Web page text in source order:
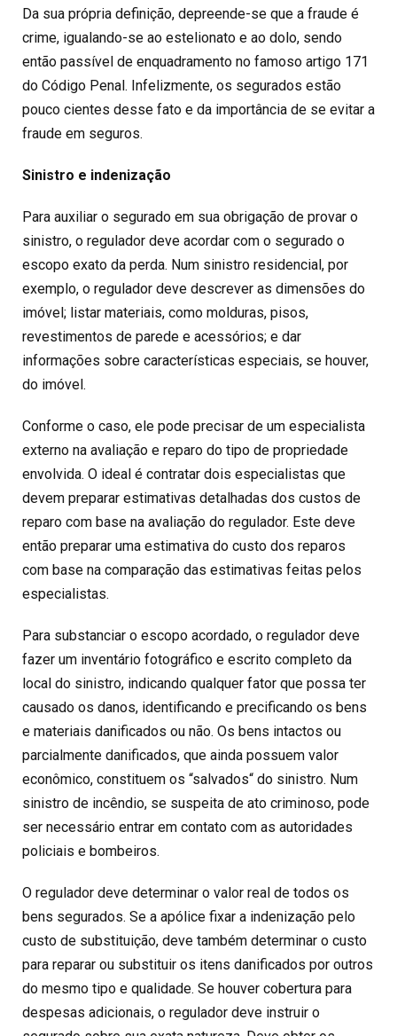
Da sua própria definição, depreende-se que a fraude é
crime, igualando-se ao estelionato e ao dolo, sendo
então passível de enquadramento no famoso artigo 171
do Código Penal. Infelizmente, os segurados estão
pouco cientes desse fato e da importância de se evitar a
fraude em seguros.
Sinistro e indenização
Para auxiliar o segurado em sua obrigação de provar o
sinistro, o regulador deve acordar com o segurado o
escopo exato da perda. Num sinistro residencial, por
exemplo, o regulador deve descrever as dimensões do
imóvel; listar materiais, como molduras, pisos,
revestimentos de parede e acessórios; e dar
informações sobre características especiais, se houver,
do imóvel.
Conforme o caso, ele pode precisar de um especialista
externo na avaliação e reparo do tipo de propriedade
envolvida. O ideal é contratar dois especialistas que
devem preparar estimativas detalhadas dos custos de
reparo com base na avaliação do regulador. Este deve
então preparar uma estimativa do custo dos reparos
com base na comparação das estimativas feitas pelos
especialistas.
Para substanciar o escopo acordado, o regulador deve
fazer um inventário fotográfico e escrito completo da
local do sinistro, indicando qualquer fator que possa ter
causado os danos, identificando e precificando os bens
e materiais danificados ou não. Os bens intactos ou
parcialmente danificados, que ainda possuem valor
econômico, constituem os “salvados“ do sinistro. Num
sinistro de incêndio, se suspeita de ato criminoso, pode
ser necessário entrar em contato com as autoridades
policiais e bombeiros.
O regulador deve determinar o valor real de todos os
bens segurados. Se a apólice fixar a indenização pelo
custo de substituição, deve também determinar o custo
para reparar ou substituir os itens danificados por outros
do mesmo tipo e qualidade. Se houver cobertura para
despesas adicionais, o regulador deve instruir o